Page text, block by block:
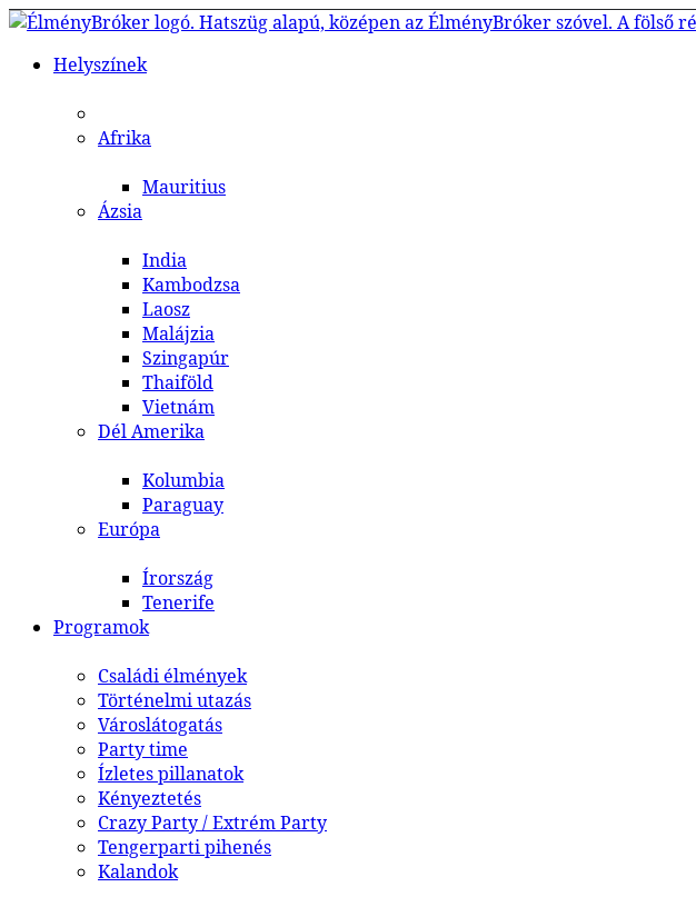
Helyszínek
Afrika
Mauritius
Ázsia
India
Kambodzsa
Laosz
Malájzia
Szingapúr
Thaiföld
Vietnám
Dél Amerika
Kolumbia
Paraguay
Európa
Írország
Tenerife
Programok
Családi élmények
Történelmi utazás
Városlátogatás
Party time
Ízletes pillanatok
Kényeztetés
Crazy Party / Extrém Party
Tengerparti pihenés
Kalandok